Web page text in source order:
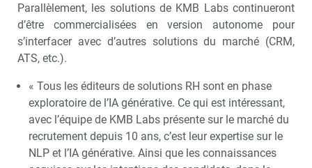
Parallèlement, les solutions de KMB Labs continueront
d’être commercialisées en version autonome pour
s’interfacer avec d’autres solutions du marché (CRM,
ATS, etc.).
« Tous les éditeurs de solutions RH sont en phase
exploratoire de l’IA générative. Ce qui est intéressant,
avec l’équipe de KMB Labs présente sur le marché du
recrutement depuis 10 ans, c’est leur expertise sur le
NLP et l’IA générative. Ainsi que les connaissances